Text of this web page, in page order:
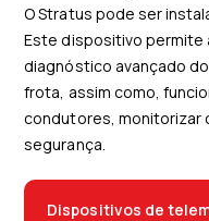
O Stratus pode ser
Este dispositivo permite
diagnóstico avançado
frota, assim como,
condutores, monitorizar
segurança.
Dispositivos de